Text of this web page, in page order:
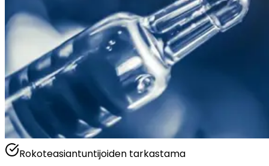
Rokoteasiantuntijoiden tarkastama